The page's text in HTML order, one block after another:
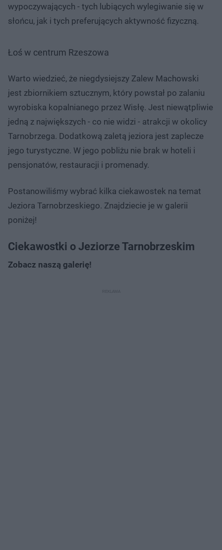
wypoczywających - tych lubiących wylegiwanie się w
słońcu, jak i tych preferujących aktywność fizyczną.
Łoś w centrum Rzeszowa
Warto wiedzieć, że niegdysiejszy Zalew Machowski
jest zbiornikiem sztucznym, który powstał po zalaniu
wyrobiska kopalnianego przez Wisłę. Jest niewątpliwie
jedną z największych - co nie widzi - atrakcji w okolicy
Tarnobrzega. Dodatkową zaletą jeziora jest zaplecze
jego turystyczne. W jego pobliżu nie brak w hoteli i
pensjonatów, restauracji i promenady.
Postanowiliśmy wybrać kilka ciekawostek na temat
Jeziora Tarnobrzeskiego. Znajdziecie je w galerii
poniżej!
Ciekawostki o Jeziorze Tarnobrzeskim
Zobacz naszą galerię!